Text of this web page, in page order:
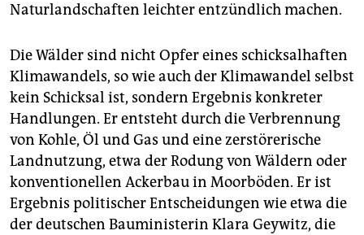
Naturlandschaften leichter entzündlich machen.
Die Wälder sind nicht Opfer eines schicksalhaften
Klimawandels, so wie auch der Klimawandel selbst
kein Schicksal ist, sondern Ergebnis konkreter
Handlungen. Er entsteht durch die Verbrennung
von Kohle, Öl und Gas und eine zerstörerische
Landnutzung, etwa der Rodung von Wäldern oder
konventionellen Ackerbau in Moorböden. Er ist
Ergebnis politischer Entscheidungen wie etwa die
der deutschen Bauministerin Klara Geywitz, die